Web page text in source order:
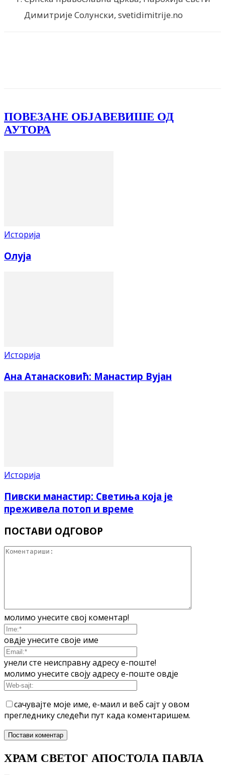
Димитрије Солунски, svetidimitrije.no
ПОВЕЗАНЕ ОБЈАВЕВИШЕ ОД
АУТОРА
Историја
Олуја
Историја
Ана Атанасковић: Манастир Вујан
Историја
Пивски манастир: Светиња која је
преживела потоп и време
ПОСТАВИ ОДГОВОР
молимо унесите свој коментар!
овдје унесите своје име
унели сте неисправну адресу е-поште!
молимо унесите своју адресу е-поште овдје
сачувајте моје име, е-маил и веб сајт у овом
прегледнику следећи пут када коментаришем.
ХРАМ СВЕТОГ АПОСТОЛА ПАВЛА